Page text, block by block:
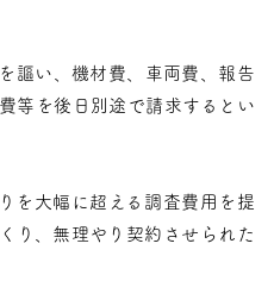
謳い、機材費、車両費、報告
等を後日別途で請求するとい
を大幅に超える調査費用を提
り、無理やり契約させられた